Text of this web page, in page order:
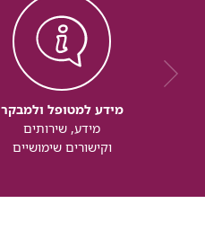
מידע למטופל ולמבקר
מידע, שירותים
וקישורים שימושיים